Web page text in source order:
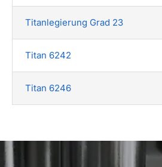
Titanlegierung Grad 23
Titan 6242
Titan 6246